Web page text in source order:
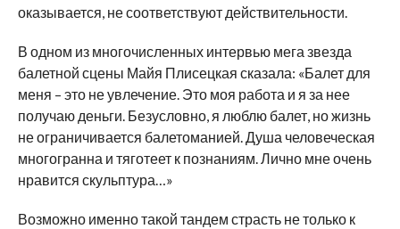
оказывается, не соответствуют действительности.
В одном из многочисленных интервью мега звезда
балетной сцены Майя Плисецкая сказала: «Балет для
меня – это не увлечение. Это моя работа и я за нее
получаю деньги. Безусловно, я люблю балет, но жизнь
не ограничивается балетоманией. Душа человеческая
многогранна и тяготеет к познаниям. Лично мне очень
нравится скульптура…»
Возможно именно такой тандем страсть не только к